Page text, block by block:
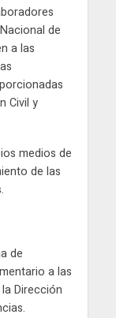
de
a las
Civil y
medios de
de las
de
a las
Dirección